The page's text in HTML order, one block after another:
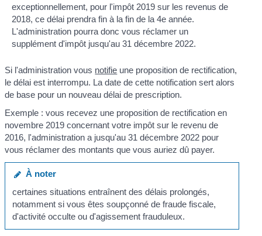
exceptionnellement, pour l'impôt 2019 sur les revenus de
2018, ce délai prendra fin à la fin de la 4eannée.
L'administration pourra donc vous réclamer un
supplément d'impôt jusqu'au 31 décembre 2022.
Si l'administration vous notifie une proposition de rectification,
le délai est interrompu. La date de cette notification sert alors
de base pour un nouveau délai de prescription.
Exemple : vous recevez une proposition de rectification en
novembre 2019 concernant votre impôt sur le revenu de
2016, l'administration a jusqu'au 31 décembre 2022 pour
vous réclamer des montants que vous auriez dû payer.
À noter
certaines situations entraînent des délais prolongés,
notamment si vous êtes soupçonné de fraude fiscale,
d'activité occulte ou d'agissement frauduleux.